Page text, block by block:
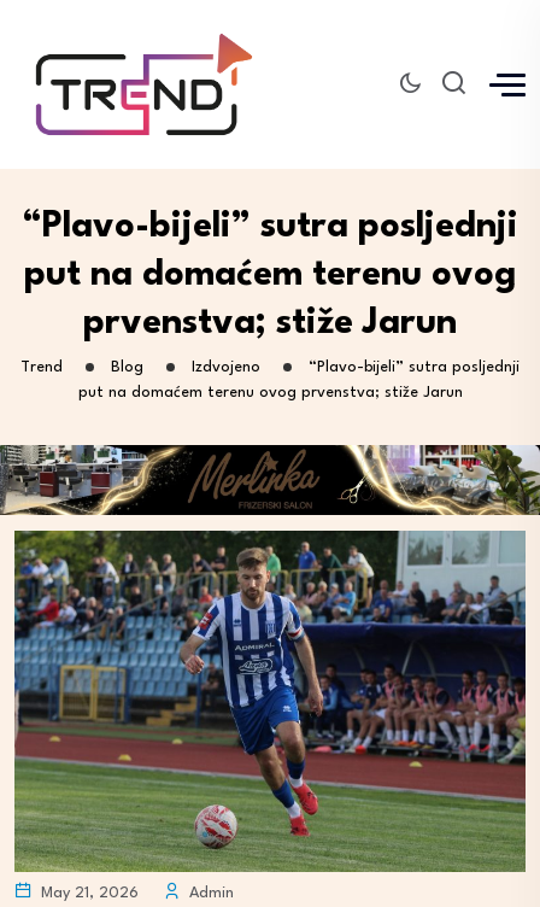
“Plavo-bijeli” sutra posljednji
put na domaćem terenu ovog
prvenstva; stiže Jarun
Trend Blog Izdvojeno
“Plavo-bijeli” sutra posljednji
put na domaćem terenu ovog prvenstva; stiže Jarun
May 21, 2026
Admin